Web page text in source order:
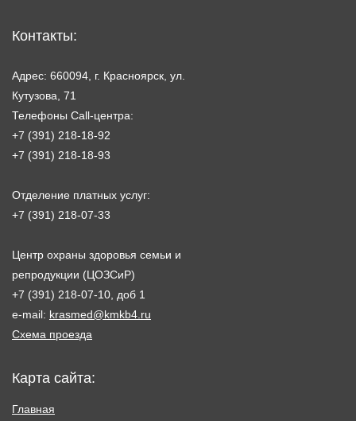
Контакты:
Адрес: 660094, г. Красноярск, ул.
Кутузова, 71
Телефоны Call-центра:
+7 (391) 218-18-92
+7 (391) 218-18-93
Отделение платных услуг:
+7 (391) 218-07-33
Центр охраны здоровья семьи и
репродукции (ЦОЗСиР)
+7 (391) 218-07-10, доб 1
e-mail: krasmed@kmkb4.ru
Схема проезда
Карта сайта:
Главная